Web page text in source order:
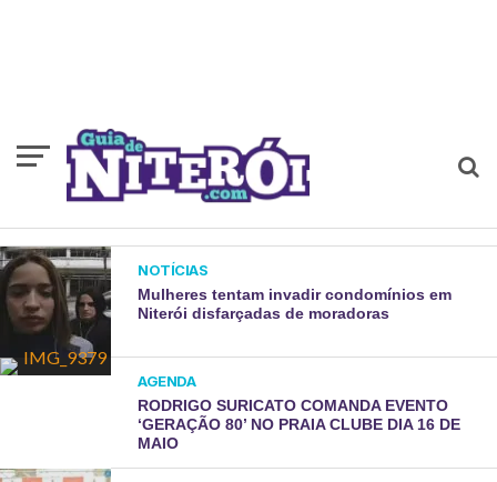
NOTÍCIAS
Mulheres tentam invadir condomínios em
Niterói disfarçadas de moradoras
AGENDA
RODRIGO SURICATO COMANDA EVENTO
‘GERAÇÃO 80’ NO PRAIA CLUBE DIA 16 DE
MAIO